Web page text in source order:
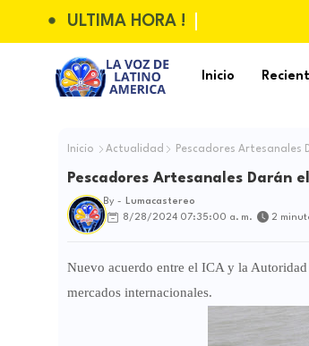
ULTIMA HORA !
Inicio
Inicio Actualidad Pescadores Artesanales
Pescadores Artesanales Darán
By -
Lumacastereo
8/28/2024 07:35:00 a. m.
2
Nuevo acuerdo entre el ICA y la
mercados internacionales.